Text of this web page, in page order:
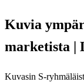
Kuvia
marketista |
Kuvasin S-